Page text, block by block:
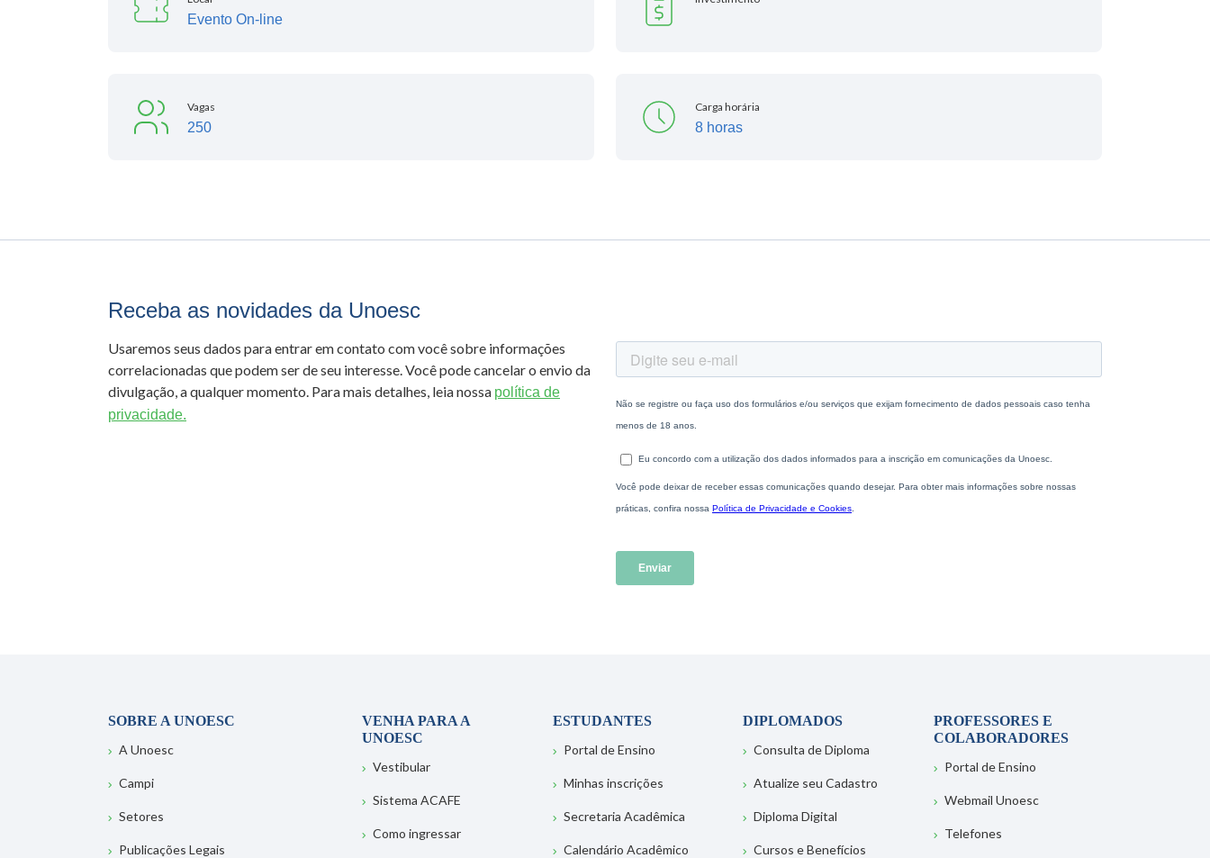
Evento On-line
Vagas
250
Carga horária
8 horas
Receba as novidades da Unoesc
Usaremos seus dados para entrar em contato com você sobre informações
correlacionadas que podem ser de seu interesse. Você pode cancelar o envio da
divulgação, a qualquer momento. Para mais detalhes, leia nossa política de
privacidade.
SOBRE A UNOESC
A Unoesc
Campi
Setores
Publicações Legais
VENHA PARA A
UNOESC
Vestibular
Sistema ACAFE
Como ingressar
ESTUDANTES
Portal de Ensino
Minhas inscrições
Secretaria Acadêmica
Calendário Acadêmico
DIPLOMADOS
Consulta de Diploma
Atualize seu Cadastro
Diploma Digital
Cursos e Benefícios
PROFESSORES E
COLABORADORES
Portal de Ensino
Webmail Unoesc
Telefones